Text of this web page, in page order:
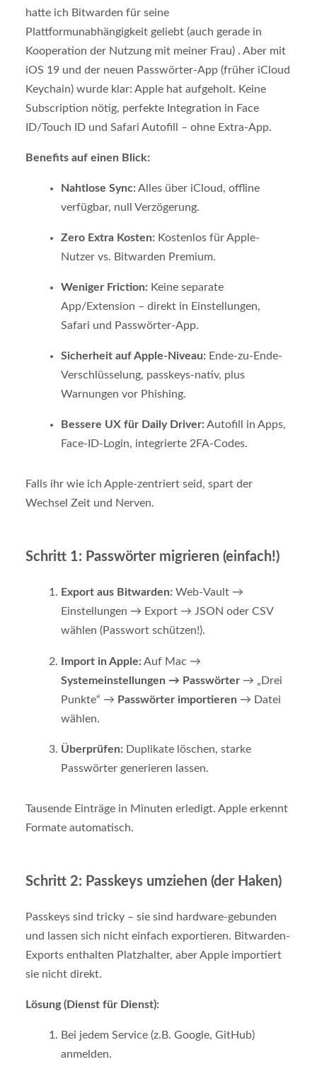
hatte ich Bitwarden für seine
Plattformunabhängigkeit geliebt (auch gerade in
Kooperation der Nutzung mit meiner Frau) . Aber mit
iOS 19 und der neuen Passwörter-App (früher iCloud
Keychain) wurde klar: Apple hat aufgeholt. Keine
Subscription nötig, perfekte Integration in Face
ID/Touch ID und Safari Autofill – ohne Extra-App.
Benefits auf einen Blick:
Nahtlose Sync: Alles über iCloud, offline
verfügbar, null Verzögerung.
Zero Extra Kosten: Kostenlos für Apple-
Nutzer vs. Bitwarden Premium.
Weniger Friction: Keine separate
App/Extension – direkt in Einstellungen,
Safari und Passwörter-App.
Sicherheit auf Apple-Niveau: Ende-zu-Ende-
Verschlüsselung, passkeys-nativ, plus
Warnungen vor Phishing.
Bessere UX für Daily Driver: Autofill in Apps,
Face-ID-Login, integrierte 2FA-Codes.
Falls ihr wie ich Apple-zentriert seid, spart der
Wechsel Zeit und Nerven.
Schritt 1: Passwörter migrieren (einfach!)
Export aus Bitwarden: Web-Vault →
Einstellungen → Export → JSON oder CSV
wählen (Passwort schützen!).
Import in Apple: Auf Mac →
Systemeinstellungen → Passwörter→ „Drei
Punkte“ → Passwörter importieren → Datei
wählen.
Überprüfen: Duplikate löschen, starke
Passwörter generieren lassen.
Tausende Einträge in Minuten erledigt. Apple erkennt
Formate automatisch.
Schritt 2: Passkeys umziehen (der Haken)
Passkeys sind tricky – sie sind hardware-gebunden
und lassen sich nicht einfach exportieren. Bitwarden-
Exports enthalten Platzhalter, aber Apple importiert
sie nicht direkt.
Lösung (Dienst für Dienst):
Bei jedem Service (z.B. Google, GitHub)
anmelden.